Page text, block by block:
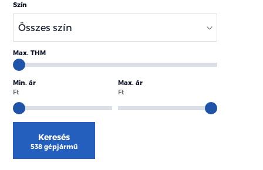
Szín
Max. THM
Min. ár
Ft
Max. ár
Ft
Keresés
538 gépjármű